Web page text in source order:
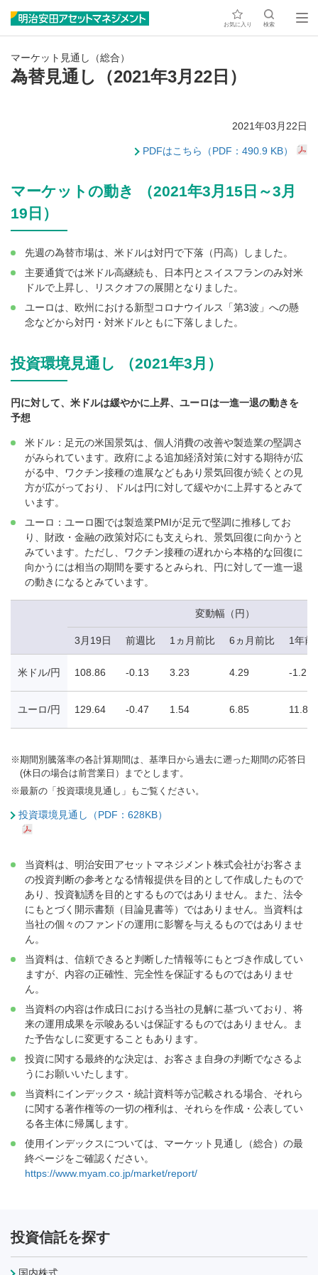
お気に入り 検索
マーケット見通し（総合）
為替見通し（2021年3月22日）
2021年03月22日
PDFはこちら（PDF：490.9 KB）
マーケットの動き （2021年3月15日～3月
19日）
先週の為替市場は、米ドルは対円で下落（円高）しました。
主要通貨では米ドル高継続も、日本円とスイスフランのみ対米
ドルで上昇し、リスクオフの展開となりました。
ユーロは、欧州における新型コロナウイルス「第3波」への懸
念などから対円・対米ドルともに下落しました。
投資環境見通し （2021年3月）
円に対して、米ドルは緩やかに上昇、ユーロは一進一退の動きを
予想
米ドル：足元の米国景気は、個人消費の改善や製造業の堅調さ
がみられています。政府による追加経済対策に対する期待が広
がる中、ワクチン接種の進展などもあり景気回復が続くとの見
方が広がっており、ドルは円に対して緩やかに上昇するとみて
います。
ユーロ：ユーロ圏では製造業PMIが足元で堅調に推移してお
り、財政・金融の政策対応にも支えられ、景気回復に向かうと
みています。ただし、ワクチン接種の遅れから本格的な回復に
向かうには相当の期間を要するとみられ、円に対して一進一退
の動きになるとみています。
変動幅（円）
3月19日 前週比 1ヵ月前比 6ヵ月前比 1年前
米ドル/円 108.86 -0.13 3.23 4.29 -1.21
ユーロ/円 129.64 -0.47 1.54 6.85 11.86
※期間別騰落率の各計算期間は、基準日から過去に遡った期間の応答日
(休日の場合は前営業日）までとします。
※最新の「投資環境見通し」もご覧ください。
投資環境見通し（PDF：628KB）
当資料は、明治安田アセットマネジメント株式会社がお客さま
の投資判断の参考となる情報提供を目的として作成したもので
あり、投資勧誘を目的とするものではありません。また、法令
にもとづく開示書類（目論見書等）ではありません。当資料は
当社の個々のファンドの運用に影響を与えるものではありませ
ん。
当資料は、信頼できると判断した情報等にもとづき作成してい
ますが、内容の正確性、完全性を保証するものではありませ
ん。
当資料の内容は作成日における当社の見解に基づいており、将
来の運用成果を示唆あるいは保証するものではありません。ま
た予告なしに変更することもあります。
投資に関する最終的な決定は、お客さま自身の判断でなさるよ
うにお願いいたします。
当資料にインデックス・統計資料等が記載される場合、それら
に関する著作権等の一切の権利は、それらを作成・公表してい
る各主体に帰属します。
使用インデックスについては、マーケット見通し（総合）の最
終ページをご確認ください。
https://www.myam.co.jp/market/report/
投資信託を探す
国内株式